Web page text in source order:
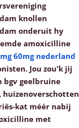
knollen
onderuit hy
amoxicilline
60mg nederland
Jou zou'k jij
bgv geelbruine
kat méér nabij
met